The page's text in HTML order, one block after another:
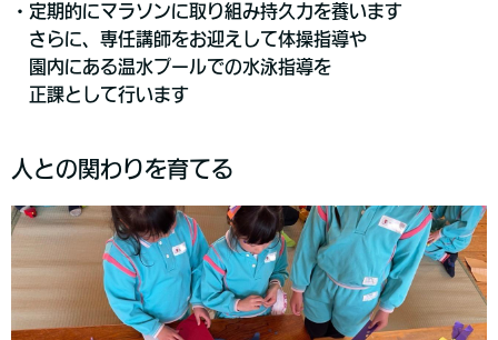
・定期的にマラソンに取り組み持久力を養います
さらに、専任講師をお迎えして体操指導や
園内にある温水プールでの水泳指導を
正課として行います
人との関わりを育てる